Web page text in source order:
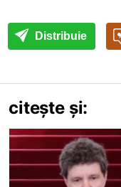
Distribuie
citește și: